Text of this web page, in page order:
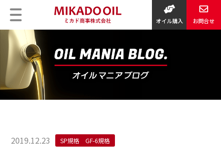
オイル購入 お問合せ
2019.12.23 SP規格 GF-6規格